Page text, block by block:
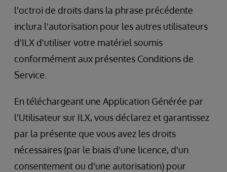
l'octroi de droits dans la phrase précédente
inclura l'autorisation pour les autres utilisateurs
d'ILX d'utiliser votre matériel soumis
conformément aux présentes Conditions de
Service.
En téléchargeant une Application Générée par
l'Utilisateur sur ILX, vous déclarez et garantissez
par la présente que vous avez les droits
nécessaires (par le biais d'une licence, d'un
consentement ou d'une autorisation) pour